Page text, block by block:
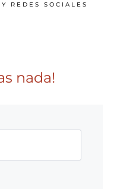
REDES SOCIALES
nada!